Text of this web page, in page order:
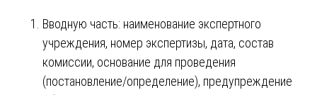
Вводную часть: наименование экспертного
учреждения, номер экспертизы, дата, состав
комиссии, основание для проведения
(постановление/определение), предупреждение